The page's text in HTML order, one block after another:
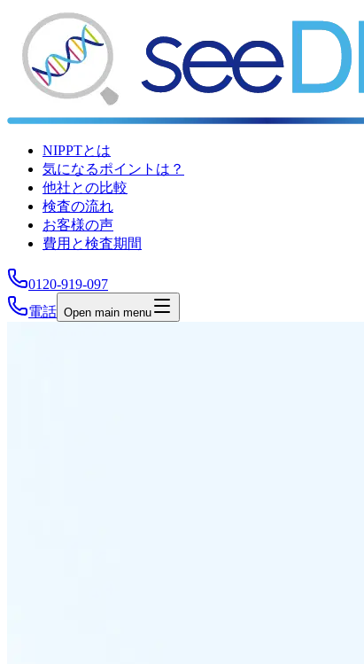
NIPPTとは
気になるポイントは？
他社との比較
検査の流れ
お客様の声
費用と検査期間
0120-919-097
電話 Open main menu